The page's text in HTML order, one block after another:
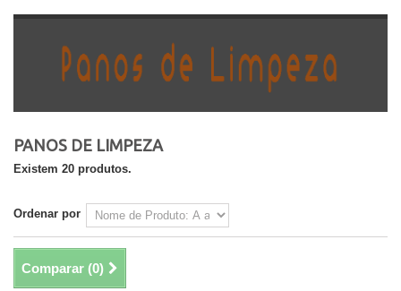
PANOS DE LIMPEZA
Existem 20 produtos.
Ordenar por
Comparar (0)